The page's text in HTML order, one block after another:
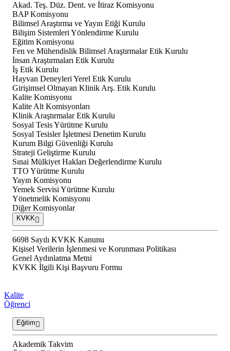
Akad. Teş. Düz. Dent. ve İtiraz Komisyonu
BAP Komisyonu
Bilimsel Araştırma ve Yayın Etiği Kurulu
Bilişim Sistemleri Yönlendirme Kurulu
Eğitim Komisyonu
Fen ve Mühendislik Bilimsel Araştırmalar Etik Kurulu
İnsan Araştırmaları Etik Kurulu
İş Etik Kurulu
Hayvan Deneyleri Yerel Etik Kurulu
Girişimsel Olmayan Klinik Arş. Etik Kurulu
Kalite Komisyonu
Kalite Alt Komisyonları
Klinik Araştırmalar Etik Kurulu
Sosyal Tesis Yürütme Kurulu
Sosyal Tesisler İşletmesi Denetim Kurulu
Kurum Bilgi Güvenliği Kurulu
Strateji Geliştirme Kurulu
Sınai Mülkiyet Hakları Değerlendirme Kurulu
TTO Yürütme Kurulu
Yayın Komisyonu
Yemek Servisi Yürütme Kurulu
Yönetmelik Komisyonu
Diğer Komisyonlar
KVKK
6698 Sayılı KVKK Kanunu
Kişisel Verilerin İşlenmesi ve Korunması Politikası
Genel Aydınlatma Metni
KVKK İlgili Kişi Başvuru Formu
Kalite
Öğrenci
Eğitim
Akademik Takvim